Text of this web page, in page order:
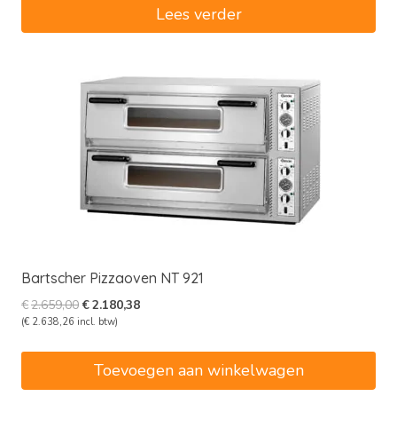
€1.319,38.
Lees verder
Bartscher Pizzaoven NT 921
€2.659,00Oorspronkelijke
prijs
€2.659,00.
€2.180,38Huidige
(€ 2.638,26 incl. btw)
Toevoegen aan winkelwagen